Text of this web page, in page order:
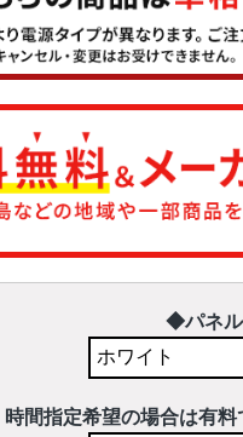
◆パネル
時間指定希望の場合は有